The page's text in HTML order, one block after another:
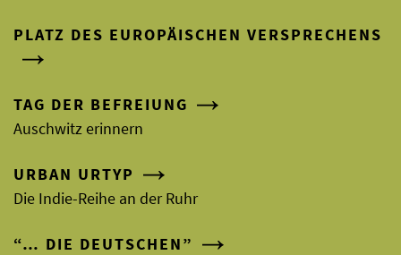
PLATZ DES EUROPÄISCHEN VERSPRECHENS
TAG DER BEFREIUNG
Auschwitz erinnern
URBAN URTYP
Die Indie-Reihe an der Ruhr
“… DIE DEUTSCHEN”